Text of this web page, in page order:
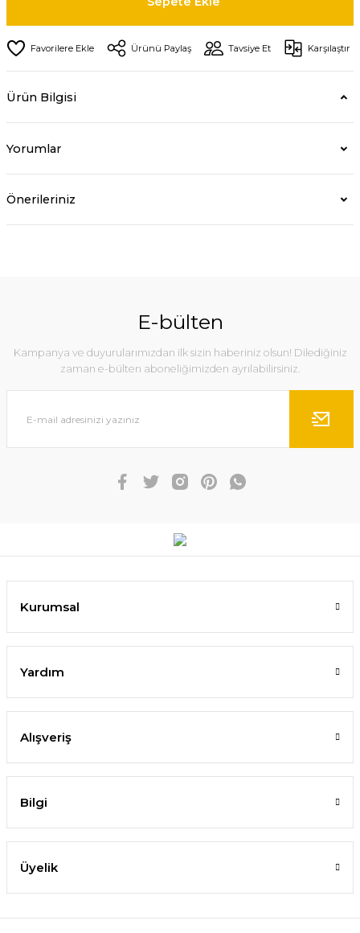
Ürünü Paylaş Tavsiye Et Karşılaştır
Ürün Bilgisi
Yorumlar
Önerileriniz
E-bülten
Kampanya ve duyurularımızdan ilk sizin haberiniz olsun! Dilediğiniz
zaman e-bülten aboneliğimizden ayrılabilirsiniz.
Kurumsal
Yardım
Alışveriş
Bilgi
Üyelik